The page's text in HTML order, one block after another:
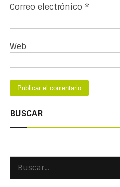
Correo electrónico *
Web
BUSCAR